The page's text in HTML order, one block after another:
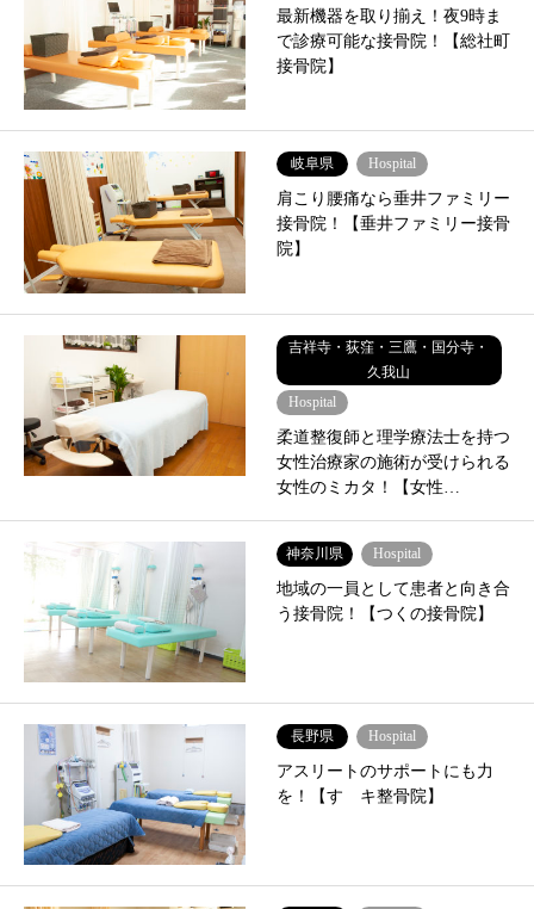
最新機器を取り揃え！夜9時ま
で診療可能な接骨院！【総社町
接骨院】
岐阜県 Hospital
肩こり腰痛なら垂井ファミリー
接骨院！【垂井ファミリー接骨
院】
吉祥寺・荻窪・三鷹・国分寺・
久我山
Hospital
柔道整復師と理学療法士を持つ
女性治療家の施術が受けられる
女性のミカタ！【女性…
神奈川県 Hospital
地域の一員として患者と向き合
う接骨院！【つくの接骨院】
長野県 Hospital
アスリートのサポートにも力
を！【すゞキ整骨院】